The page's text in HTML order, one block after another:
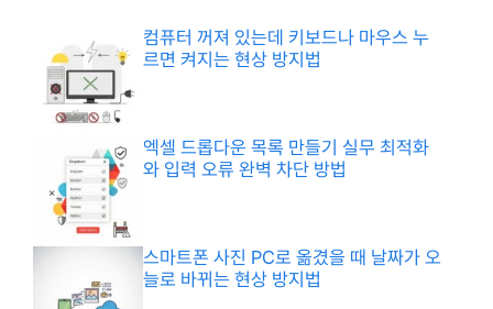
컴퓨터 꺼져 있는데 키보드나 마우스 누
르면 켜지는 현상 방지법
엑셀 드롭다운 목록 만들기 실무 최적화
와 입력 오류 완벽 차단 방법
스마트폰 사진 PC로 옮겼을 때 날짜가 오
늘로 바뀌는 현상 방지법